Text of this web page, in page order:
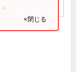
×閉じる